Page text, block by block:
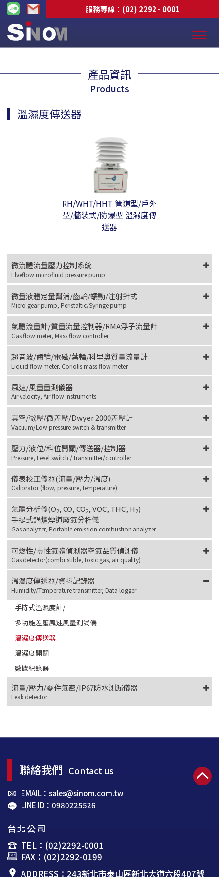
服務專線： (02) 2292 - 0001
產品資訊
Products
微流體流量壓力控制系統
Elveflow microfluid pressure pump
微量液體定量幫浦/齒輪/蠕動/注射針式
Micro gear pump, Peristaltic/Syringe pump
氣體流量計/質量流量控制器/RMA浮子流量計
Gas flow meter, Mass flow controller
超音波/齒輪/電磁/葉輪/科里奧質量流量計
Liquid flow meter, Coriolis mass flow meter
風速/風量量測儀器
Air velocity, Air flow instruments
真空/微壓/微差壓/Dwyer 2000差壓計
Vacuum/Low pressure switch & transmitter
壓力/液位/料位開關/傳送器/控制器
Pressure, Level switch / transmitter/controller
儀表校正儀器(流量/壓力/溫度)
Calibrator (flow, pressure, temperature)
氣體分析儀(O2, CO, CO2, VOC, THC, H2)
手提式鍋爐煙道廢氣分析儀
Gas analyzer, Portable emission combustion analyzer
可燃性/毒性氣體偵測器空氣品質偵測儀
Gas detector(combustible, toxic gas, air quality)
溫濕度傳送器/資料記錄器
Humidity/Temperature transmitter, Data logger
手持式溫濕度計/
多功能差壓風速風量測試儀
溫濕度傳送器
溫濕度開關
數據紀錄器
流量/壓力/零件氣密/IP67防水測漏儀器
Leak detector
溫濕度傳送器
RH/WHT/HHT 管道型/戶外
型/牆裝式/防爆型 溫濕度傳
送器
聯絡我們 Contact us
EMAIL：sales@sinom.com.tw
LINE ID：0980225526
台北公司
TEL：(02)2292-0001
FAX：(02)2292-0199
ADDRESS：243新北市泰山區新北大道六段407號